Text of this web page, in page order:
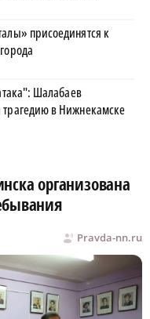
присоединятся к
Шалабаев
в Нижнекамске
организована
Pravda-nn.ru